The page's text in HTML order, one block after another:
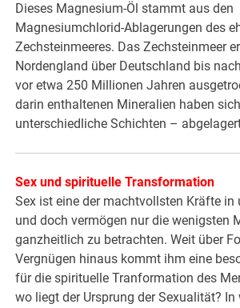
Dieses Magnesium-Öl stammt aus den
Magnesiumchlorid-Ablagerungen des
Zechsteinmeeres. Das Zechsteinmeer
Nordengland über Deutschland bis
vor etwa 250 Millionen Jahren
darin enthaltenen Mineralien haben
unterschiedliche Schichten –
Sex und spirituelle Transformation
Sex ist eine der machtvollsten Kräfte in
und doch vermögen nur die wenigsten
ganzheitlich zu betrachten. Weit über
Vergnügen hinaus kommt ihm eine
für die spirituelle Tranformation des
wo liegt der Ursprung der Sexualität? In